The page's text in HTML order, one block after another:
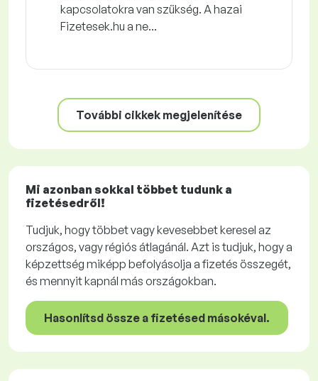
kapcsolatokra van szükség. A hazai
Fizetesek.hu a ne...
További cikkek megjelenítése
Mi azonban sokkal többet tudunk a
fizetésedről!
Tudjuk, hogy többet vagy kevesebbet keresel az
országos, vagy régiós átlagánál. Azt is tudjuk, hogy a
képzettség miképp befolyásolja a fizetés összegét,
és mennyit kapnál más országokban.
Hasonlítsd össze a fizetésed másokéval.